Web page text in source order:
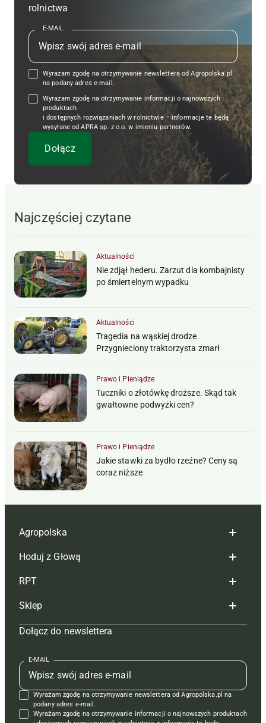
rolnictwa
E-MAIL
Wyrażam zgodę na otrzymywanie newslettera od Agropolska.pl
na podany adres e-mail.
Wyrażam zgodę na otrzymywanie informacji o najnowszych
produktach
i dostępnych rozwiązaniach w rolnictwie – informacje te będą
wysyłane od APRA sp. z o.o. w imieniu partnerów.
Najczęściej czytane
Aktualności
Nie zdjął hederu. Zarzut dla kombajnisty
po śmiertelnym wypadku
Aktualności
Tragedia na wąskiej drodze.
Przygnieciony traktorzysta zmarł
Prawo i Pieniądze
Tuczniki o złotówkę droższe. Skąd tak
gwałtowne podwyżki cen?
Prawo i Pieniądze
Jakie stawki za bydło rzeźne? Ceny są
coraz niższe
Agropolska
Redakcja
Reklama
Tagi
Mapa serwisu
Kontakt
Regulamin
Polityka prywatności
Hoduj z Głową
Hoduj z głową bydło
Hoduj z głową świnie
Prenumerata
Redakcja
Kontakt
Reklama
RPT
Redakcja
Prenumerata
Reklama
Kontakt
Krzyżówki
Sklep
Czasopisma i prenumerata
Książki
Regulamin
Dołącz do newslettera
E-MAIL
Wyrażam zgodę na otrzymywanie newslettera od Agropolska.pl na
podany adres e-mail.
Wyrażam zgodę na otrzymywanie informacji o najnowszych produktach